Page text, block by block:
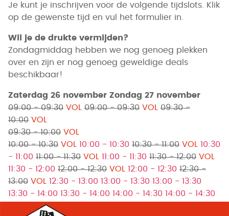
Je kunt je inschrijven voor de volgende tijdslots. Klik
op de gewenste tijd en vul het formulier in.
Wil je de drukte vermijden?
Zondagmiddag hebben we nog genoeg plekken
over en zijn er nog genoeg geweldige deals
beschikbaar!
Zaterdag 26 november Zondag 27 november
09:00 - 09:30 VOL 09:00 - 09:30 VOL
09:30 -
10:00 VOL
09:30 - 10:00 VOL
10:00 - 10:30 VOL 10:00 - 10:30 10:30 - 11:00 VOL
10:30
- 11:00 11:00 - 11:30 VOL 11:00 - 11:30 11:30 - 12:00 VOL
11:30 - 12:00 12:00 - 12:30 VOL 12:00 - 12:30 12:30 -
13:00 VOL 12:30 - 13:00 13:00 - 13:30 13:00 - 13:30
13:30 - 14:00 13:30 - 14:00 14:00 - 14:30 14:00 - 14:30